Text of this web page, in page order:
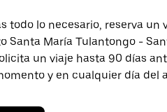
todo lo necesario, reserva un
Santa María Tulantongo -
un viaje hasta 90 días
y en cualquier día del